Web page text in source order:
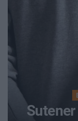
Sutener